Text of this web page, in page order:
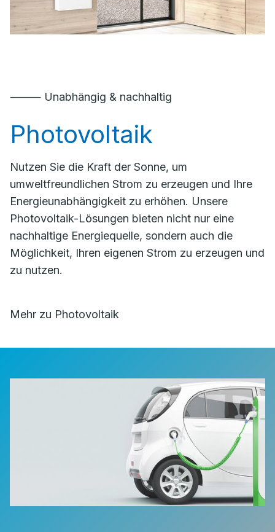
⸻ Unabhängig & nachhaltig
Photovoltaik
Nutzen Sie die Kraft der Sonne, um
umweltfreundlichen Strom zu erzeugen und Ihre
Energieunabhängigkeit zu erhöhen. Unsere
Photovoltaik-Lösungen bieten nicht nur eine
nachhaltige Energiequelle, sondern auch die
Möglichkeit, Ihren eigenen Strom zu erzeugen und
zu nutzen.
Mehr zu Photovoltaik